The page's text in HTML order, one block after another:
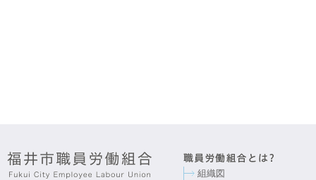
組織図